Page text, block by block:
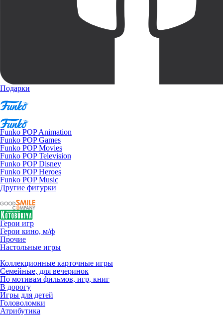
Подарки
Funko POP Animation
Funko POP Games
Funko POP Movies
Funko POP Television
Funko POP Disney
Funko POP Heroes
Funko POP Music
Другие фигурки
Герои игр
Герои кино, м/ф
Прочие
Настольные игры
Коллекционные карточные игры
Семейные, для вечеринок
По мотивам фильмов, игр, книг
В дорогу
Игры для детей
Головоломки
Атрибутика